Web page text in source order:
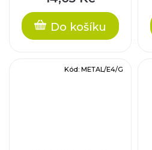
Do košíku
Kód: METAL/E4/G